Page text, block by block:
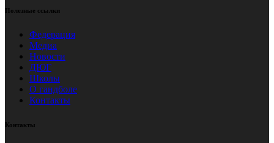
Полезные ссылки
Федерация
Медиа
Новости
ДЮГ
Школы
О гандболе
Контакты
Контакты